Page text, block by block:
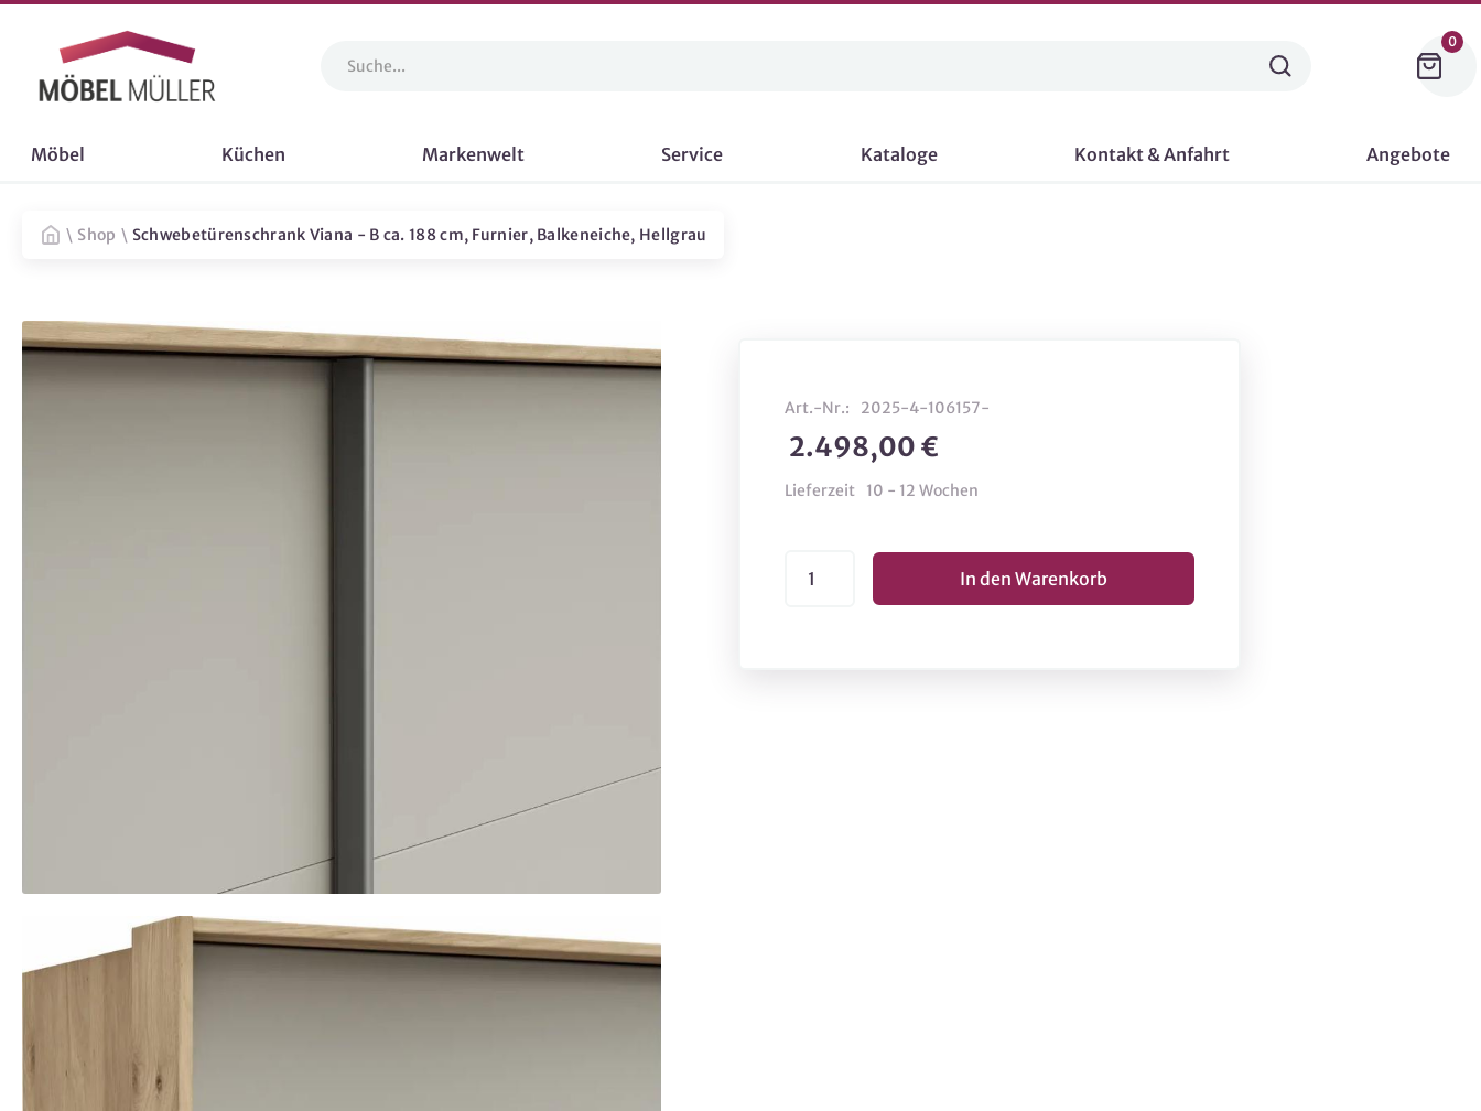
0
Möbel Küchen Markenwelt Service Kataloge Kontakt & Anfahrt Angebote
\ Shop \ Schwebetürenschrank Viana - B ca. 188 cm, Furnier, Balkeneiche, Hellgrau
Art.-Nr.: 2025-4-106157-
2.498,00 €
Lieferzeit 10 - 12 Wochen